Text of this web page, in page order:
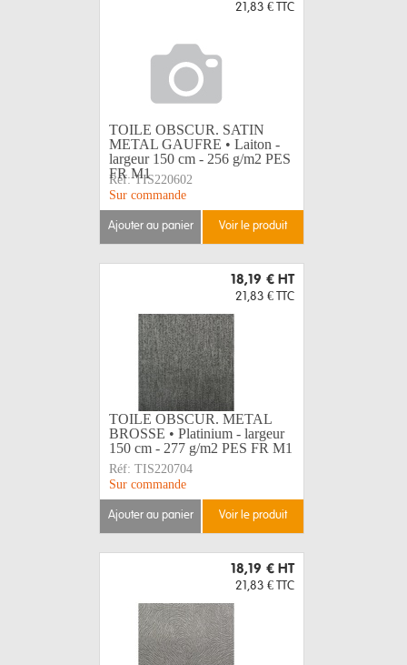
21,83 € TTC
TOILE OBSCUR. SATIN
METAL GAUFRE • Laiton -
largeur 150 cm - 256 g/m2 PES
FR M1
Réf: TIS220602
Sur commande
ajouter au panier voir le produit
18,19 € HT
21,83 € TTC
TOILE OBSCUR. METAL
BROSSE • Platinium - largeur
150 cm - 277 g/m2 PES FR M1
Réf: TIS220704
Sur commande
ajouter au panier voir le produit
18,19 € HT
21,83 € TTC